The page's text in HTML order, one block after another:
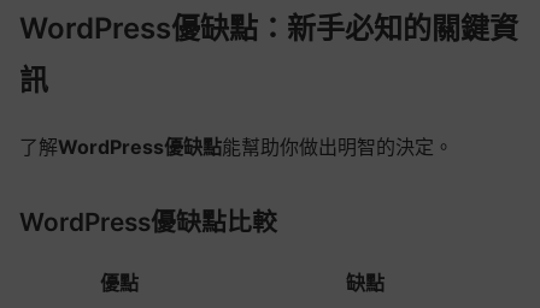
WordPress優缺點：新手必知的關鍵資
訊
了解WordPress優缺點能幫助你做出明智的決定。
WordPress優缺點比較
優點
缺點